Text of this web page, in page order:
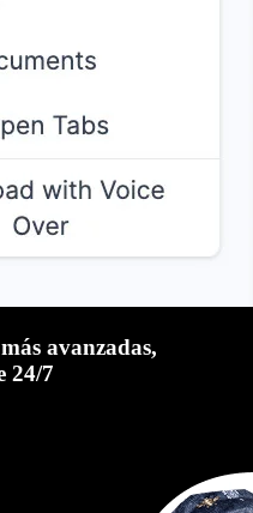
avanzadas,
24/7